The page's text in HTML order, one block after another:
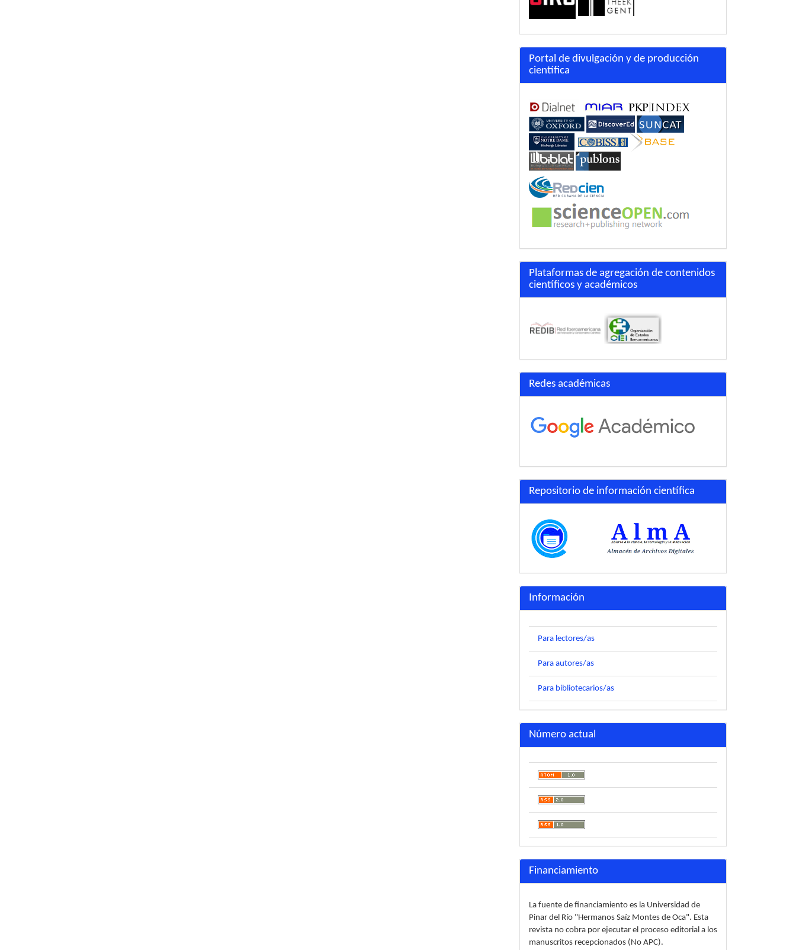
Portal de divulgación y de producción
científica
Plataformas de agregación de contenidos
científicos y académicos
Redes académicas
Repositorio de información científica
Información
Para lectores/as
Para autores/as
Para bibliotecarios/as
Número actual
Financiamiento
La fuente de financiamiento es la Universidad de
Pinar del Río "Hermanos Saíz Montes de Oca". Esta
revista no cobra por ejecutar el proceso editorial a los
manuscritos recepcionados (No APC).